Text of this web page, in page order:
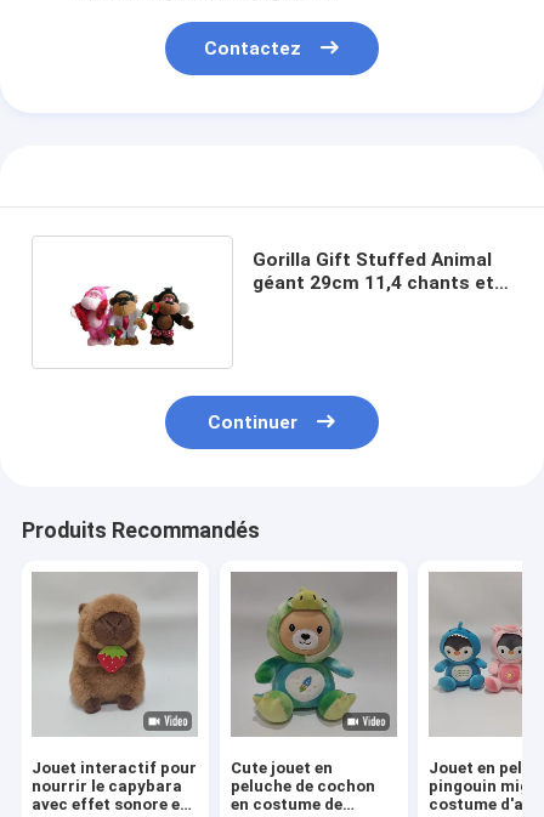
Contactez
Gorilla Gift Stuffed Animal
géant 29cm 11,4 chants et
Continuer
Produits Recommandés
Jouet interactif pour
nourrir le capybara
avec effet sonore et
Cute jouet en
peluche de cochon
en costume de
Jouet en
pingouin
costume